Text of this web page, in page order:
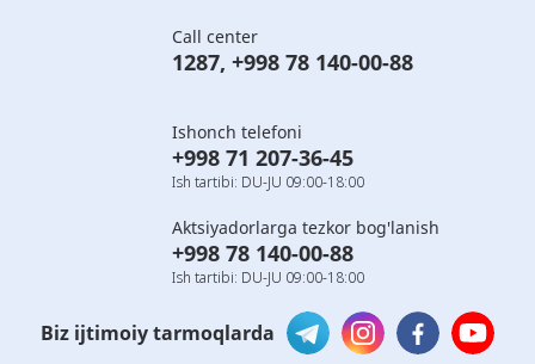
Call center
1287, +998 78 140-00-88
Ishonch telefoni
+998 71 207-36-45
Ish tartibi: DU-JU 09:00-18:00
Aktsiyadorlarga tezkor bog'lanish
+998 78 140-00-88
Ish tartibi: DU-JU 09:00-18:00
Biz ijtimoiy tarmoqlarda